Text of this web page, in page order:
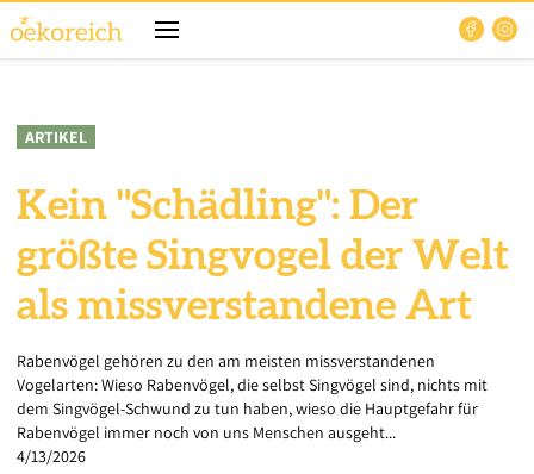
ARTIKEL
Kein "Schädling": Der
größte Singvogel der Welt
als missverstandene Art
Rabenvögel gehören zu den am meisten missverstandenen
Vogelarten: Wieso Rabenvögel, die selbst Singvögel sind, nichts mit
dem Singvögel-Schwund zu tun haben, wieso die Hauptgefahr für
Rabenvögel immer noch von uns Menschen ausgeht...
4/13/2026